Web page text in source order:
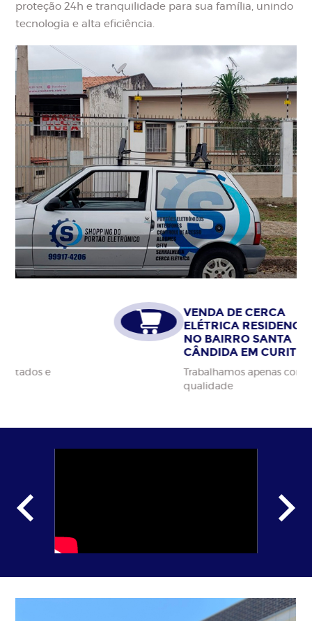
proteção 24h e tranquilidade para sua família, unindo
tecnologia e alta eficiência.
VENDA DE CERCA
ELÉTRICA RESIDENCIAL
NO BAIRRO SANTA
CÂNDIDA EM CURITIBA
Trabalhamos apenas com materiais da alta